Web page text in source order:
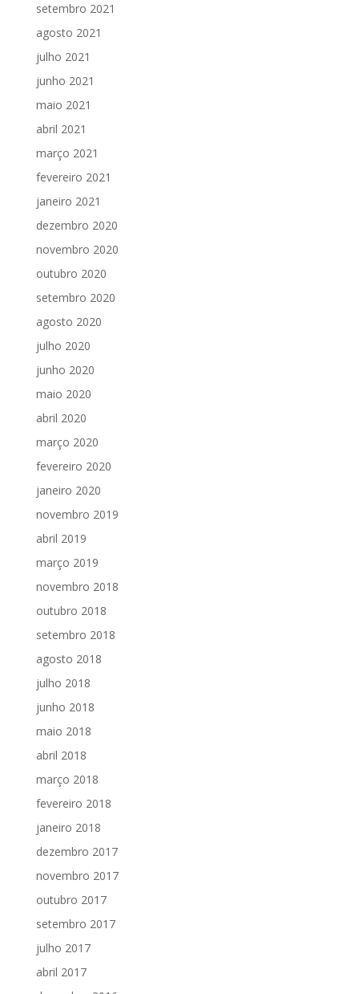
setembro 2021
agosto 2021
julho 2021
junho 2021
maio 2021
abril 2021
março 2021
fevereiro 2021
janeiro 2021
dezembro 2020
novembro 2020
outubro 2020
setembro 2020
agosto 2020
julho 2020
junho 2020
maio 2020
abril 2020
março 2020
fevereiro 2020
janeiro 2020
novembro 2019
abril 2019
março 2019
novembro 2018
outubro 2018
setembro 2018
agosto 2018
julho 2018
junho 2018
maio 2018
abril 2018
março 2018
fevereiro 2018
janeiro 2018
dezembro 2017
novembro 2017
outubro 2017
setembro 2017
julho 2017
abril 2017